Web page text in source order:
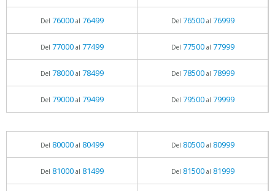
Del 76000al 76499 Del 76500al 76999
Del 77000al 77499 Del 77500al 77999
Del 78000al 78499 Del 78500al 78999
Del 79000al 79499 Del 79500al 79999
Del 80000al 80499 Del 80500al 80999
Del 81000al 81499 Del 81500al 81999